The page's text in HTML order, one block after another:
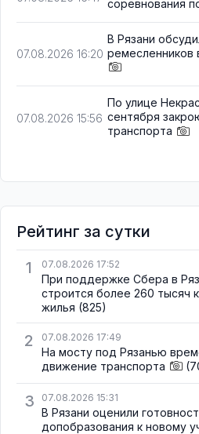
соревнования
07.08.2026 16:20
В Рязани
ремесленников
07.08.2026 15:56
По улице
сентября
транспорта
Рейтинг за сутки
1
07.08.2026 17:52
При поддержке Сбера в
строится более 260 тысяч
жилья (825)
2 07.08.2026 17:49
На мосту под Рязанью
движение транспорта
3 07.08.2026 15:31
В Рязани оценили
допобразования к новому